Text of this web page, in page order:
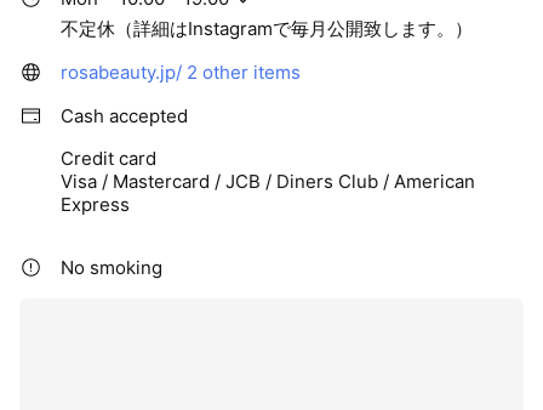
不定休（詳細はInstagramで毎月公開致します。）
rosabeauty.jp/ 2 other items
Cash accepted
Credit card
Visa / Mastercard / JCB / Diners Club / American
Express
No smoking